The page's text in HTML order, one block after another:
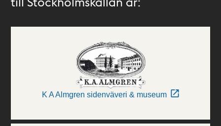
K A Almgren sidenväveri & museum